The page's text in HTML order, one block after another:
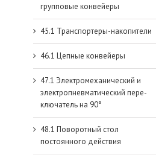
групповые конвейеры
45.1 Транспортеры-накопители
46.1 Цепные конвейеры
47.1 Электромеханический и
электропневматический пере-
ключатель на 90°
48.1 Поворотный стол
постоянного действия